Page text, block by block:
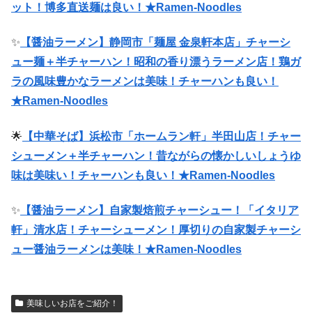
ット！博多直送麺は良い！★Ramen-Noodles
✨ 【醤油ラーメン】静岡市「麺屋 金泉軒本店」チャーシ
ュー麺＋半チャーハン！昭和の香り漂うラーメン店！鶏ガ
ラの風味豊かなラーメンは美味！チャーハンも良い！
★Ramen-Noodles
🌟 【中華そば】浜松市「ホームラン軒」半田山店！チャー
シューメン＋半チャーハン！昔ながらの懐かしいしょうゆ
味は美味い！チャーハンも良い！★Ramen-Noodles
✨ 【醤油ラーメン】自家製焙煎チャーシュー！「イタリア
軒」清水店！チャーシューメン！厚切りの自家製チャーシ
ュー醤油ラーメンは美味！★Ramen-Noodles
美味しいお店をご紹介！